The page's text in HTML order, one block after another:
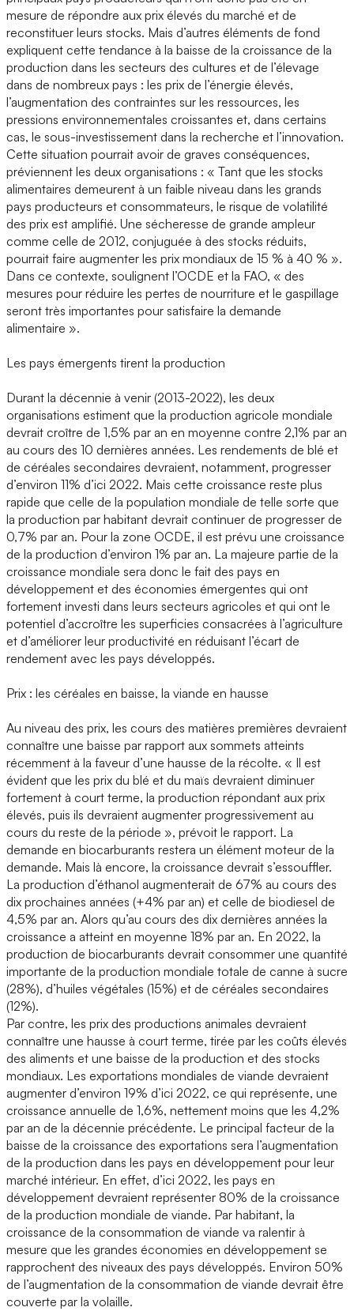
mesure de répondre aux prix élevés du marché et de
reconstituer leurs stocks. Mais d’autres éléments de fond
expliquent cette tendance à la baisse de la croissance de la
production dans les secteurs des cultures et de l’élevage
dans de nombreux pays : les prix de l’énergie élevés,
l’augmentation des contraintes sur les ressources, les
pressions environnementales croissantes et, dans certains
cas, le sous-investissement dans la recherche et l’innovation.
Cette situation pourrait avoir de graves conséquences,
préviennent les deux organisations : « Tant que les stocks
alimentaires demeurent à un faible niveau dans les grands
pays producteurs et consommateurs, le risque de volatilité
des prix est amplifié. Une sécheresse de grande ampleur
comme celle de 2012, conjuguée à des stocks réduits,
pourrait faire augmenter les prix mondiaux de 15 % à 40 % ».
Dans ce contexte, soulignent l’OCDE et la FAO, « des
mesures pour réduire les pertes de nourriture et le gaspillage
seront très importantes pour satisfaire la demande
alimentaire ».
Les pays émergents tirent la production
Durant la décennie à venir (2013-2022), les deux
organisations estiment que la production agricole mondiale
devrait croître de 1,5% par an en moyenne contre 2,1% par an
au cours des 10 dernières années. Les rendements de blé et
de céréales secondaires devraient, notamment, progresser
d’environ 11% d’ici 2022. Mais cette croissance reste plus
rapide que celle de la population mondiale de telle sorte que
la production par habitant devrait continuer de progresser de
0,7% par an. Pour la zone OCDE, il est prévu une croissance
de la production d’environ 1% par an. La majeure partie de la
croissance mondiale sera donc le fait des pays en
développement et des économies émergentes qui ont
fortement investi dans leurs secteurs agricoles et qui ont le
potentiel d’accroître les superficies consacrées à l’agriculture
et d’améliorer leur productivité en réduisant l’écart de
rendement avec les pays développés.
Prix : les céréales en baisse, la viande en hausse
Au niveau des prix, les cours des matières premières devraient
connaître une baisse par rapport aux sommets atteints
récemment à la faveur d’une hausse de la récolte. « Il est
évident que les prix du blé et du maïs devraient diminuer
fortement à court terme, la production répondant aux prix
élevés, puis ils devraient augmenter progressivement au
cours du reste de la période », prévoit le rapport. La
demande en biocarburants restera un élément moteur de la
demande. Mais là encore, la croissance devrait s’essouffler.
La production d’éthanol augmenterait de 67% au cours des
dix prochaines années (+4% par an) et celle de biodiesel de
4,5% par an. Alors qu’au cours des dix dernières années la
croissance a atteint en moyenne 18% par an. En 2022, la
production de biocarburants devrait consommer une quantité
importante de la production mondiale totale de canne à sucre
(28%), d’huiles végétales (15%) et de céréales secondaires
(12%).
Par contre, les prix des productions animales devraient
connaître une hausse à court terme, tirée par les coûts élevés
des aliments et une baisse de la production et des stocks
mondiaux. Les exportations mondiales de viande devraient
augmenter d’environ 19% d’ici 2022, ce qui représente, une
croissance annuelle de 1,6%, nettement moins que les 4,2%
par an de la décennie précédente. Le principal facteur de la
baisse de la croissance des exportations sera l’augmentation
de la production dans les pays en développement pour leur
marché intérieur. En effet, d’ici 2022, les pays en
développement devraient représenter 80% de la croissance
de la production mondiale de viande. Par habitant, la
croissance de la consommation de viande va ralentir à
mesure que les grandes économies en développement se
rapprochent des niveaux des pays développés. Environ 50%
de l’augmentation de la consommation de viande devrait être
couverte par la volaille.